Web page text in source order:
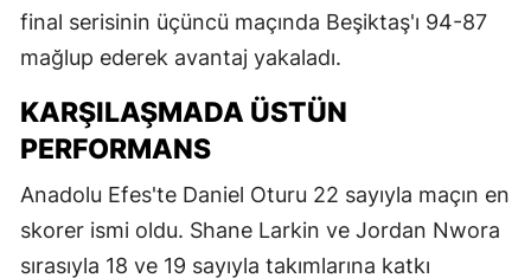
final serisinin üçüncü maçında Beşiktaş'ı 94-87
mağlup ederek avantaj yakaladı.
KARŞILAŞMADA ÜSTÜN
PERFORMANS
Anadolu Efes'te Daniel Oturu 22 sayıyla maçın en
skorer ismi oldu. Shane Larkin ve Jordan Nwora
sırasıyla 18 ve 19 sayıyla takımlarına katkı